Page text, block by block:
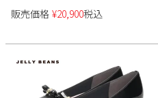
販売価格 ¥20,900税込